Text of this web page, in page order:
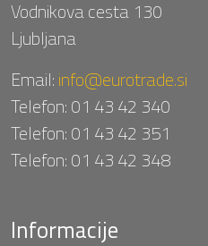
Vodnikova cesta 130
Ljubljana
Email:info@eurotrade.si
Telefon:01 43 42 340
Telefon:01 43 42 351
Telefon:01 43 42 348
Informacije